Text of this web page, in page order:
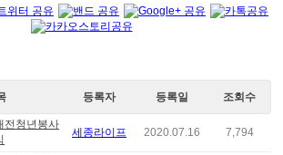
등록자 등록일 조회수
전청년봉사
세종라이프 2020.07.16 7,794